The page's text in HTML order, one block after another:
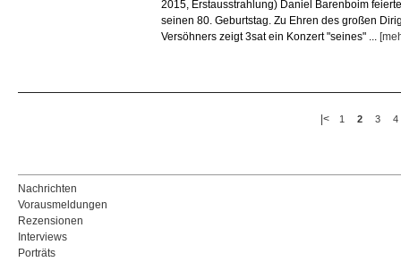
2015, Erstausstrahlung) Daniel Barenboim
seinen 80. Geburtstag. Zu Ehren des großen
Versöhners zeigt 3sat ein Konzert "seines" ...
|< 1 2 3 4
Nachrichten
Vorausmeldungen
Rezensionen
Interviews
Porträts